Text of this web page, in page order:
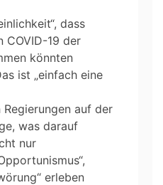
dass
COVID-19 der
könnten
ist „einfach eine
auf der
was darauf
nur
erleben